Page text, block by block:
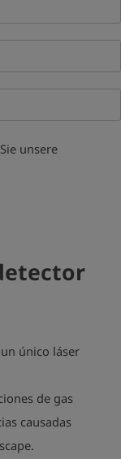
unsere
único láser
de gas
causadas